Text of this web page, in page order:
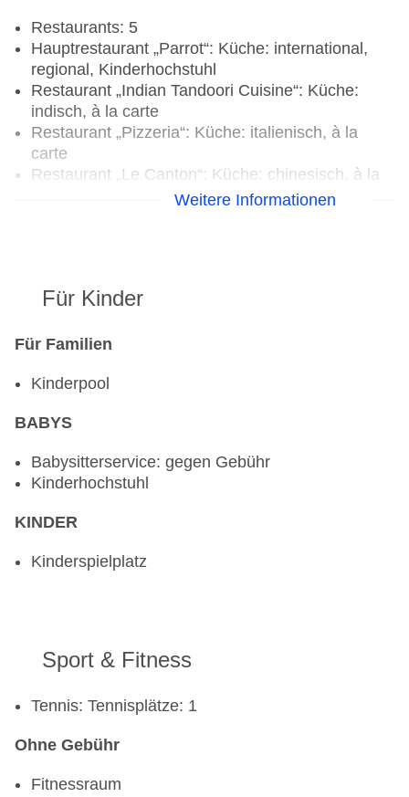
Restaurants: 5
Hauptrestaurant „Parrot“: Küche: international,
regional, Kinderhochstuhl
Restaurant „Indian Tandoori Cuisine“: Küche:
indisch, à la carte
Restaurant „Pizzeria“: Küche: italienisch, à la
carte
Restaurant „Le Canton“: Küche: chinesisch, à la
Strandbar „Sand Station Bar“
Weitere Informationen
Für Kinder
Für Familien
Kinderpool
BABYS
Babysitterservice: gegen Gebühr
Kinderhochstuhl
KINDER
Kinderspielplatz
Sport & Fitness
Tennis: Tennisplätze: 1
Ohne Gebühr
Fitnessraum